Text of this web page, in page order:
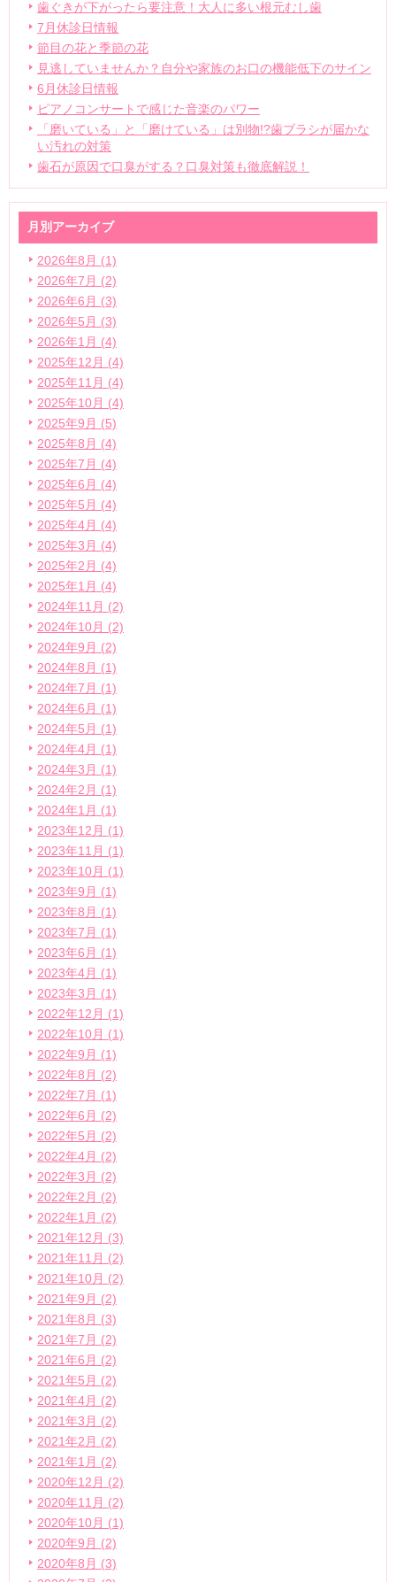
歯ぐきが下がったら要注意！大人に多い根元むし歯
7月休診日情報
節目の花と季節の花
見逃していませんか？自分や家族のお口の機能低下のサイン
6月休診日情報
ピアノコンサートで感じた音楽のパワー
「磨いている」と「磨けている」は別物!?歯ブラシが届かな
い汚れの対策
歯石が原因で口臭がする？口臭対策も徹底解説！
月別アーカイブ
2026年8月 (1)
2026年7月 (2)
2026年6月 (3)
2026年5月 (3)
2026年1月 (4)
2025年12月 (4)
2025年11月 (4)
2025年10月 (4)
2025年9月 (5)
2025年8月 (4)
2025年7月 (4)
2025年6月 (4)
2025年5月 (4)
2025年4月 (4)
2025年3月 (4)
2025年2月 (4)
2025年1月 (4)
2024年11月 (2)
2024年10月 (2)
2024年9月 (2)
2024年8月 (1)
2024年7月 (1)
2024年6月 (1)
2024年5月 (1)
2024年4月 (1)
2024年3月 (1)
2024年2月 (1)
2024年1月 (1)
2023年12月 (1)
2023年11月 (1)
2023年10月 (1)
2023年9月 (1)
2023年8月 (1)
2023年7月 (1)
2023年6月 (1)
2023年4月 (1)
2023年3月 (1)
2022年12月 (1)
2022年10月 (1)
2022年9月 (1)
2022年8月 (2)
2022年7月 (1)
2022年6月 (2)
2022年5月 (2)
2022年4月 (2)
2022年3月 (2)
2022年2月 (2)
2022年1月 (2)
2021年12月 (3)
2021年11月 (2)
2021年10月 (2)
2021年9月 (2)
2021年8月 (3)
2021年7月 (2)
2021年6月 (2)
2021年5月 (2)
2021年4月 (2)
2021年3月 (2)
2021年2月 (2)
2021年1月 (2)
2020年12月 (2)
2020年11月 (2)
2020年10月 (1)
2020年9月 (2)
2020年8月 (3)